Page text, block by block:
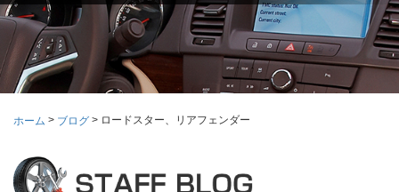
ホーム > ブログ > ロードスター、リアフェンダー